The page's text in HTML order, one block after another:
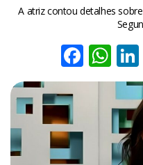
A atriz contou detalhes